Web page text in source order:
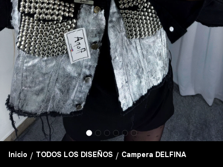
Inicio / TODOS LOS DISEÑOS / Campera DELFINA